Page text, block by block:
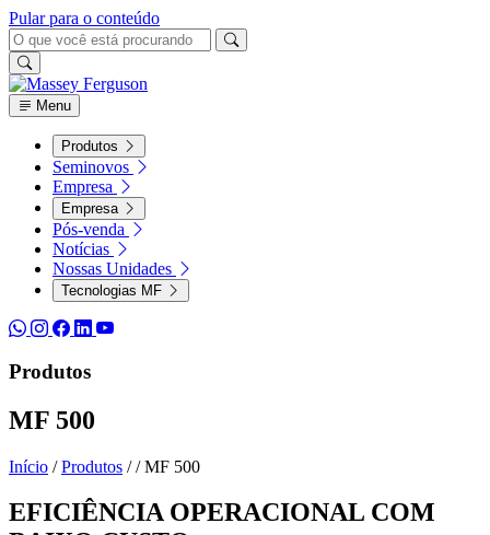
Pular para o conteúdo
Menu
Produtos
Seminovos
Empresa
Empresa
Pós-venda
Notícias
Nossas Unidades
Tecnologias MF
Produtos
MF 500
Início / Produtos / / MF 500
EFICIÊNCIA OPERACIONAL COM